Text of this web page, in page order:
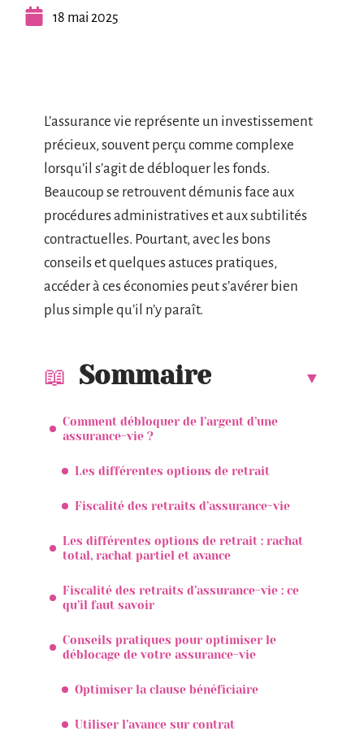
18 mai 2025
L’assurance vie représente un investissement
précieux, souvent perçu comme complexe
lorsqu’il s’agit de débloquer les fonds.
Beaucoup se retrouvent démunis face aux
procédures administratives et aux subtilités
contractuelles. Pourtant, avec les bons
conseils et quelques astuces pratiques,
accéder à ces économies peut s’avérer bien
plus simple qu’il n’y paraît.
Sommaire
Comment débloquer de l’argent d’une
assurance-vie ?
Les différentes options de retrait
Fiscalité des retraits d’assurance-vie
Les différentes options de retrait : rachat
total, rachat partiel et avance
Fiscalité des retraits d’assurance-vie : ce
qu’il faut savoir
Conseils pratiques pour optimiser le
déblocage de votre assurance-vie
Optimiser la clause bénéficiaire
Utiliser l’avance sur contrat